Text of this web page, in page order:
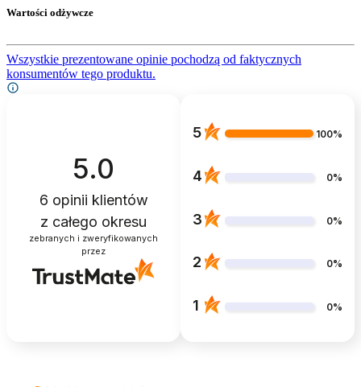
Wartości odżywcze
Wszystkie prezentowane opinie pochodzą od faktycznych
konsumentów tego produktu.
5.0
6 opinii klientów
z całego okresu
zebranych i zweryfikowanych
przez
5 100%
4 0%
3 0%
2 0%
1 0%